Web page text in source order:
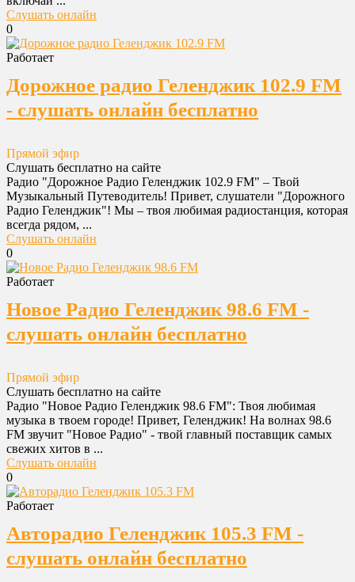
Слушать онлайн
0
Работает
Дорожное радио Геленджик 102.9 FM
- слушать онлайн бесплатно
Прямой эфир
Слушать бесплатно на сайте
Радио "Дорожное Радио Геленджик 102.9 FM" – Твой
Музыкальный Путеводитель! Привет, слушатели "Дорожного
Радио Геленджик"! Мы – твоя любимая радиостанция, которая
всегда рядом, ...
Слушать онлайн
0
Работает
Новое Радио Геленджик 98.6 FM -
слушать онлайн бесплатно
Прямой эфир
Слушать бесплатно на сайте
Радио "Новое Радио Геленджик 98.6 FM": Твоя любимая
музыка в твоем городе! Привет, Геленджик! На волнах 98.6
FM звучит "Новое Радио" - твой главный поставщик самых
свежих хитов в ...
Слушать онлайн
0
Работает
Авторадио Геленджик 105.3 FM -
слушать онлайн бесплатно